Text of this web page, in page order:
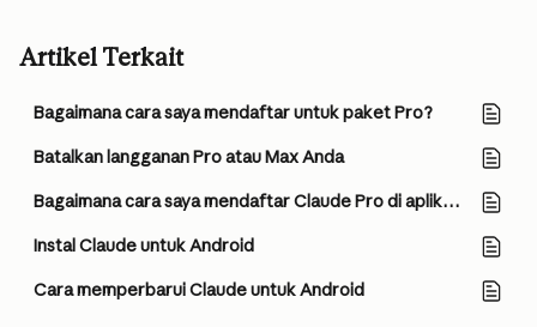
Artikel Terkait
Bagaimana cara saya mendaftar untuk paket Pro?
Batalkan langganan Pro atau Max Anda
Bagaimana cara saya mendaftar Claude Pro di aplikasi Claude untuk iOS?
Instal Claude untuk Android
Cara memperbarui Claude untuk Android